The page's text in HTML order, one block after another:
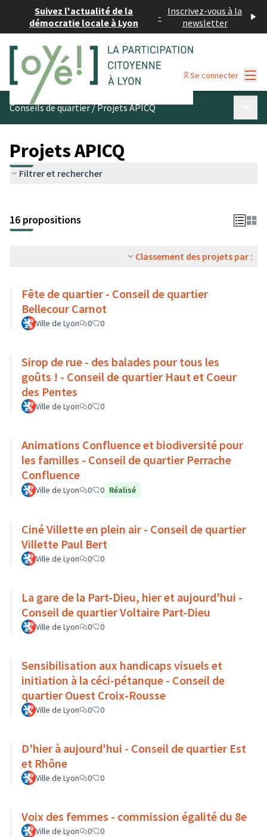
Suivez l'actualité de la
démocratie locale à Lyon
- Inscrivez-vous à la
newsletter
Se connecter
Conseils de quartier/Projets APICQ
Projets APICQ
Filtrer et rechercher
16 propositions
Classement des projets par :
Fête de quartier - Conseil de quartier
Bellecour Carnot
Ville de Lyon 0 0
Sirop de rue - des balades pour tous les
goûts ! - Conseil de quartier Haut et Coeur
des Pentes
Ville de Lyon 0 0
Animations Confluence et biodiversité pour
les familles - Conseil de quartier Perrache
Confluence
Ville de Lyon 0 0 Réalisé
Ciné Villette en plein air - Conseil de quartier
Villette Paul Bert
Ville de Lyon 0 0
La gare de la Part-Dieu, hier et aujourd'hui -
Conseil de quartier Voltaire Part-Dieu
Ville de Lyon 0 0
Sensibilisation aux handicaps visuels et
initiation à la céci-pétanque - Conseil de
quartier Ouest Croix-Rousse
Ville de Lyon 0 0
D'hier à aujourd'hui - Conseil de quartier Est
et Rhône
Ville de Lyon 0 0
Voix des femmes - commission égalité du 8e
Ville de Lyon 0 0